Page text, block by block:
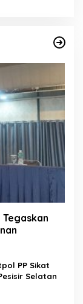
Tegaskan
PP Sikat
Selatan